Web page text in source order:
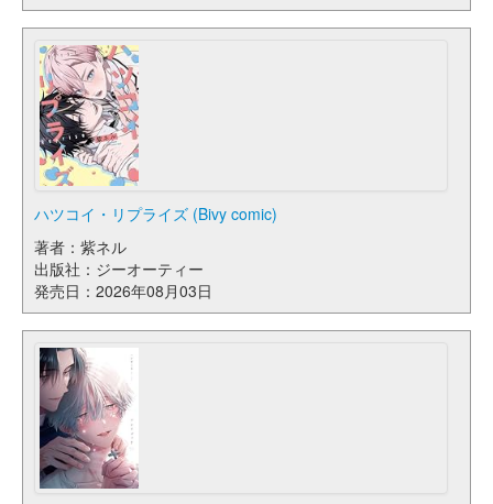
ハツコイ・リプライズ (Bivy comic)
著者：紫ネル
出版社：ジーオーティー
発売日：2026年08月03日